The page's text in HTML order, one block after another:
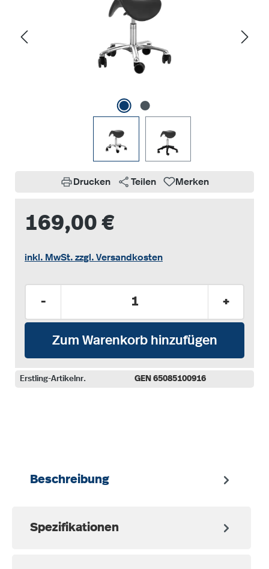
Drucken Teilen Merken
169,00 €
inkl. MwSt. zzgl. Versandkosten
- +
Zum Warenkorb hinzufügen
Erstling-Artikelnr. GEN 65085100916
Beschreibung
Spezifikationen